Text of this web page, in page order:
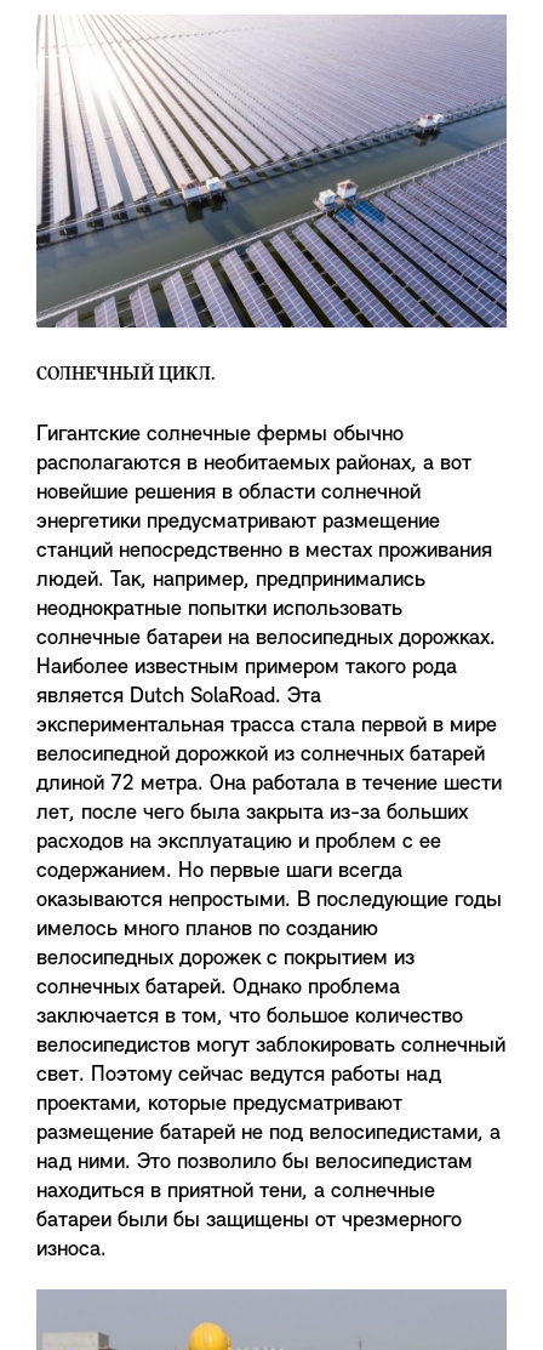
СОЛНЕЧНЫЙ ЦИКЛ.
Гигантские солнечные фермы обычно
располагаются в необитаемых районах, а вот
новейшие решения в области солнечной
энергетики предусматривают размещение
станций непосредственно в местах проживания
людей. Так, например, предпринимались
неоднократные попытки использовать
солнечные батареи на велосипедных дорожках.
Наиболее известным примером такого рода
является Dutch SolaRoad. Эта
экспериментальная трасса стала первой в мире
велосипедной дорожкой из солнечных батарей
длиной 72 метра. Она работала в течение шести
лет, после чего была закрыта из-за больших
расходов на эксплуатацию и проблем с ее
содержанием. Но первые шаги всегда
оказываются непростыми. В последующие годы
имелось много планов по созданию
велосипедных дорожек с покрытием из
солнечных батарей. Однако проблема
заключается в том, что большое количество
велосипедистов могут заблокировать солнечный
свет. Поэтому сейчас ведутся работы над
проектами, которые предусматривают
размещение батарей не под велосипедистами, а
над ними. Это позволило бы велосипедистам
находиться в приятной тени, а солнечные
батареи были бы защищены от чрезмерного
износа.